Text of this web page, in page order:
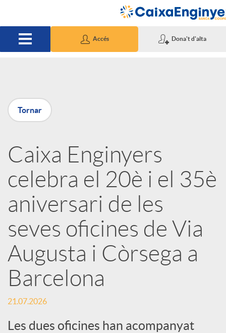
Accés Dona't d'alta
P
u
b
l
i
c
a
d
Tornar
Caixa Enginyers
celebra el 20è i el 35è
aniversari de les
seves oficines de Via
Augusta i Còrsega a
Barcelona
21.07.2026
Les dues oficines han acompanyat